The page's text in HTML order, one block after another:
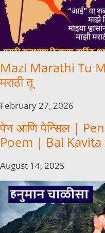
Mazi Marathi Tu
मराठी तू
February 27, 2026
पेन आणि पेन्सिल |
Poem | Bal
August 14, 2025